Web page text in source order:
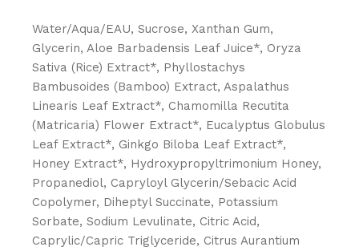
Water/Aqua/EAU, Sucrose, Xanthan Gum,
Glycerin, Aloe Barbadensis Leaf Juice*, Oryza
Sativa (Rice) Extract*, Phyllostachys
Bambusoides (Bamboo) Extract, Aspalathus
Linearis Leaf Extract*, Chamomilla Recutita
(Matricaria) Flower Extract*, Eucalyptus Globulus
Leaf Extract*, Ginkgo Biloba Leaf Extract*,
Honey Extract*, Hydroxypropyltrimonium Honey,
Propanediol, Capryloyl Glycerin/Sebacic Acid
Copolymer, Diheptyl Succinate, Potassium
Sorbate, Sodium Levulinate, Citric Acid,
Caprylic/Capric Triglyceride, Citrus Aurantium